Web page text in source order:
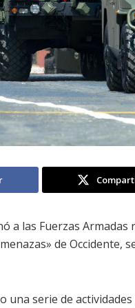
a las Fuerzas
de Occidente,
una serie de